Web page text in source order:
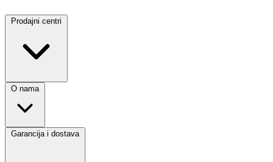
Prodajni centri
O nama
Garancija i dostava